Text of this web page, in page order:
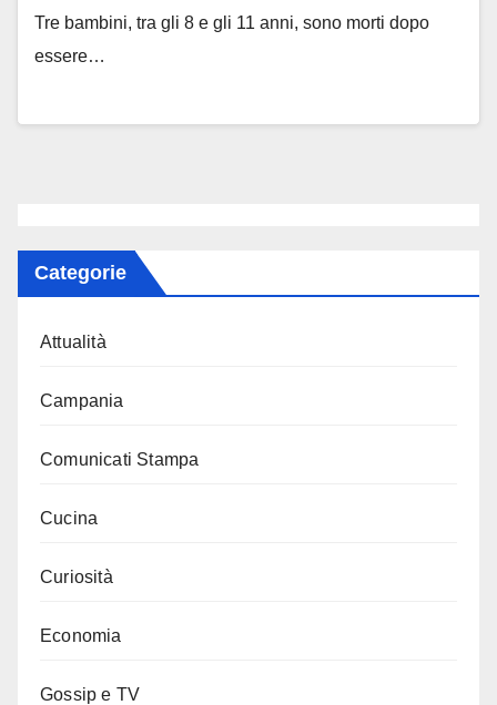
Tre bambini, tra gli 8 e gli 11 anni, sono morti dopo
essere…
Categorie
Attualità
Campania
Comunicati Stampa
Cucina
Curiosità
Economia
Gossip e TV